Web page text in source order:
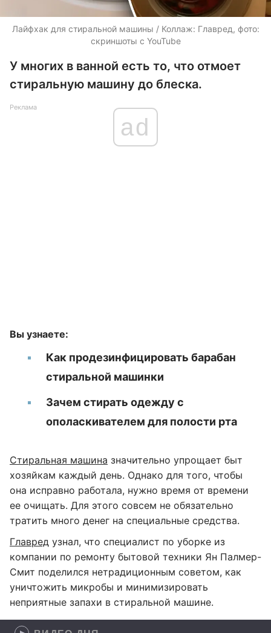
Лайфхак для стиральной машины / Коллаж: Главред, фото:
скриншоты с YouTube
У многих в ванной есть то, что отмоет
стиральную машину до блеска.
Реклама
ad
Вы узнаете:
Как продезинфицировать барабан
стиральной машинки
Зачем стирать одежду с
ополаскивателем для полости рта
Стиральная машина значительно упрощает быт
хозяйкам каждый день. Однако для того, чтобы
она исправно работала, нужно время от времени
ее очищать. Для этого совсем не обязательно
тратить много денег на специальные средства.
Главред узнал, что специалист по уборке из
компании по ремонту бытовой техники Ян Палмер-
Смит поделился нетрадиционным советом, как
уничтожить микробы и минимизировать
неприятные запахи в стиральной машине.